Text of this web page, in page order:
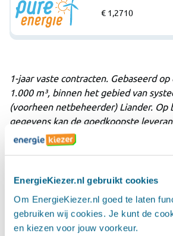
EnergieKiezer.nl gebruikt cookies
Om EnergieKiezer.nl goed te laten
gebruiken wij cookies. Je kunt de
en kiezen voor jouw voorkeur.
€ 1,2710
1-jaar vaste contracten. Gebaseerd
1.000 m³, binnen het gebied van
(voorheen netbeheerder) Liander. Op
gegevens kan de goedkoopste
Goedkoopste
Heb je zonnepanelen? Dan moet je
aspecten rekening houden bij het
goedkoopste energiecontract. Zo